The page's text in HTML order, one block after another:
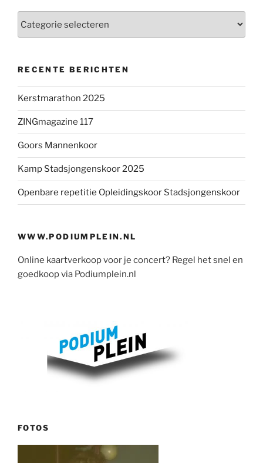
RECENTE BERICHTEN
Kerstmarathon 2025
ZINGmagazine 117
Goors Mannenkoor
Kamp Stadsjongenskoor 2025
Openbare repetitie Opleidingskoor Stadsjongenskoor
WWW.PODIUMPLEIN.NL
Online kaartverkoop voor je concert? Regel het snel en
goedkoop via Podiumplein.nl
FOTOS